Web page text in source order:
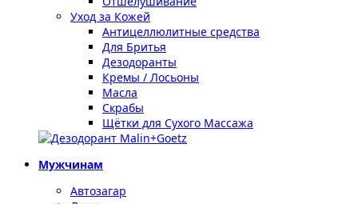
Уход за Кожей
Антицеллюлитные средства
Для Бритья
Дезодоранты
Кремы / Лосьоны
Масла
Скрабы
Щётки для Сухого Массажа
Мужчинам
Автозагар